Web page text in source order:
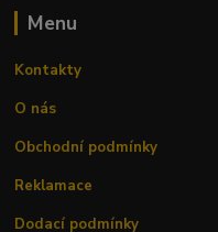
Menu
Kontakty
O nás
Obchodní podmínky
Reklamace
Dodací podmínky